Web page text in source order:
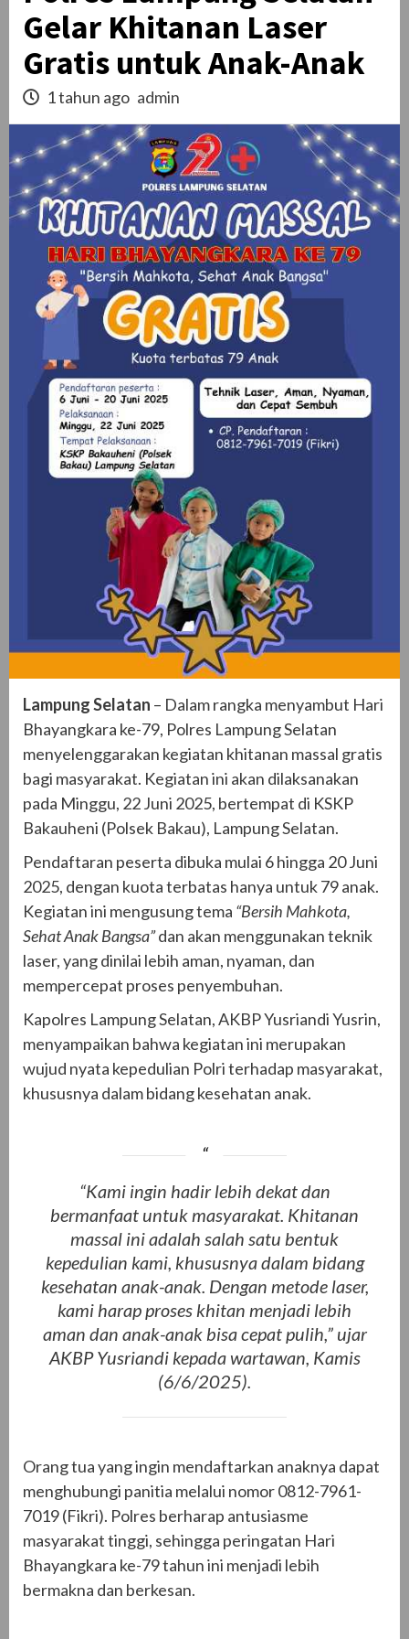
Gelar Khitanan Laser
Gratis untuk Anak-Anak
1 tahun ago admin
Lampung Selatan – Dalam rangka menyambut Hari
Bhayangkara ke-79, Polres Lampung Selatan
menyelenggarakan kegiatan khitanan massal gratis
bagi masyarakat. Kegiatan ini akan dilaksanakan
pada Minggu, 22 Juni 2025, bertempat di KSKP
Bakauheni (Polsek Bakau), Lampung Selatan.
Pendaftaran peserta dibuka mulai 6 hingga 20 Juni
2025, dengan kuota terbatas hanya untuk 79 anak.
Kegiatan ini mengusung tema “Bersih Mahkota,
Sehat Anak Bangsa”dan akan menggunakan teknik
laser, yang dinilai lebih aman, nyaman, dan
mempercepat proses penyembuhan.
Kapolres Lampung Selatan, AKBP Yusriandi Yusrin,
menyampaikan bahwa kegiatan ini merupakan
wujud nyata kepedulian Polri terhadap masyarakat,
khususnya dalam bidang kesehatan anak.
“Kami ingin hadir lebih dekat dan
bermanfaat untuk masyarakat. Khitanan
massal ini adalah salah satu bentuk
kepedulian kami, khususnya dalam bidang
kesehatan anak-anak. Dengan metode laser,
kami harap proses khitan menjadi lebih
aman dan anak-anak bisa cepat pulih,” ujar
AKBP Yusriandi kepada wartawan, Kamis
(6/6/2025).
Orang tua yang ingin mendaftarkan anaknya dapat
menghubungi panitia melalui nomor 0812-7961-
7019 (Fikri). Polres berharap antusiasme
masyarakat tinggi, sehingga peringatan Hari
Bhayangkara ke-79 tahun ini menjadi lebih
bermakna dan berkesan.